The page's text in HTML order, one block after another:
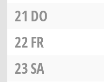
21 DO
22FR
23SA